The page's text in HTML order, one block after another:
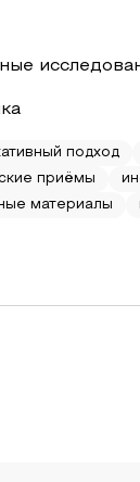
подход
приёмы
материалы